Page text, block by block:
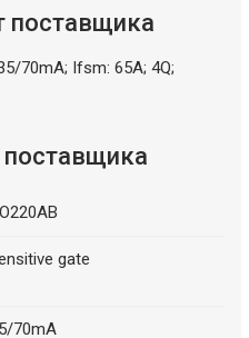
поставщика
70mA; Ifsm: 65A; 4Q;
gate
70mA